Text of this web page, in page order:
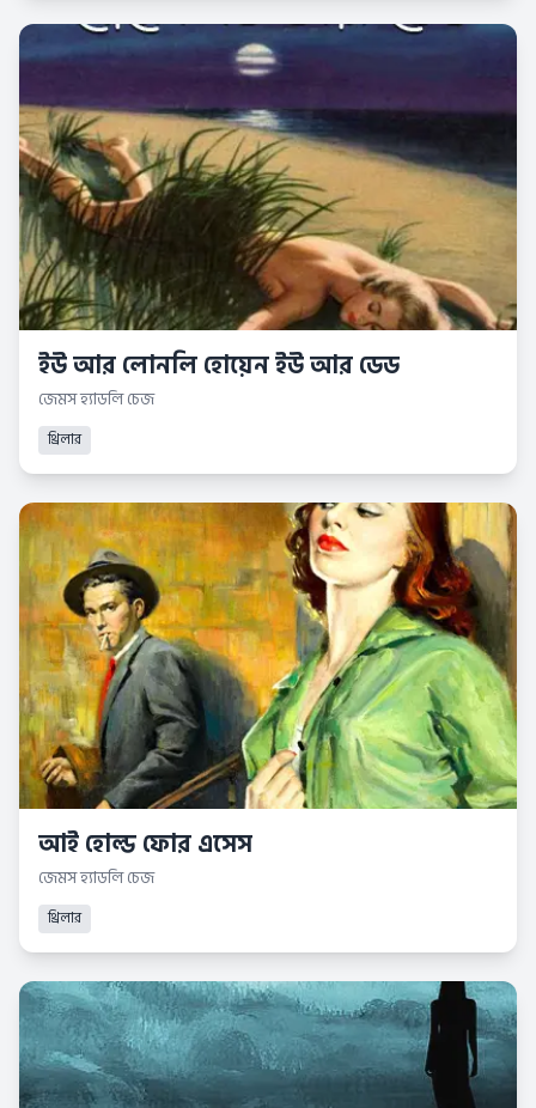
ইউ আর লোনলি হোয়েন ইউ আর ডেড
জেমস হ্যাডলি চেজ
থ্রিলার
আই হোল্ড ফোর এসেস
জেমস হ্যাডলি চেজ
থ্রিলার